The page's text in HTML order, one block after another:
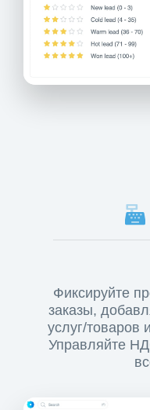
Фиксируйте
заказы,
услуг/товаров
Управляйте